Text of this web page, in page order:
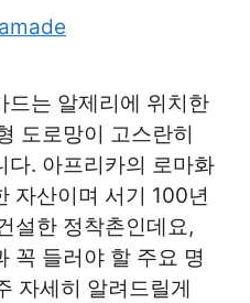
amade
드는 알제리에 위치한
도로망이 고스란히
다. 아프리카의 로마화
자산이며 서기 100년
설한 정착촌인데요,
꼭 들러야 할 주요 명
자세히 알려드릴게